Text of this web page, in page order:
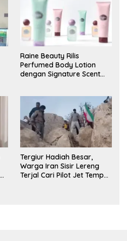
Raine Beauty Rilis
Perfumed Body Lotion
dengan Signature Scent
Tergiur Hadiah Besar,
Warga Iran Sisir Lereng
Terjal Cari Pilot Jet Tempur